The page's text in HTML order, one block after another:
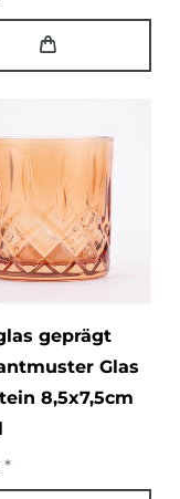
geprägt
Glas
8,5x7,5cm
*